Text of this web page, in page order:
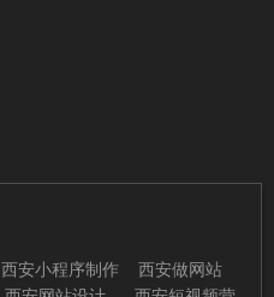
西安小程序制作
西安做网站